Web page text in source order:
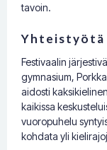
tavoin.
Yhteistyötä
Festivaalin
gymnasium,
aidosti
kaikissa
vuoropuhelu
kohdata yli